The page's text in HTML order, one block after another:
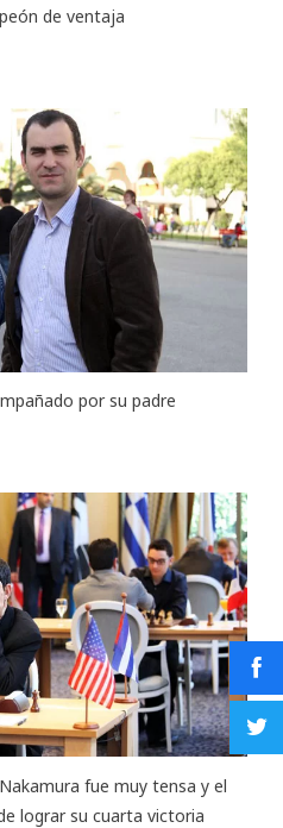
de ventaja
por su padre
fue muy tensa y el
lograr su cuarta victoria